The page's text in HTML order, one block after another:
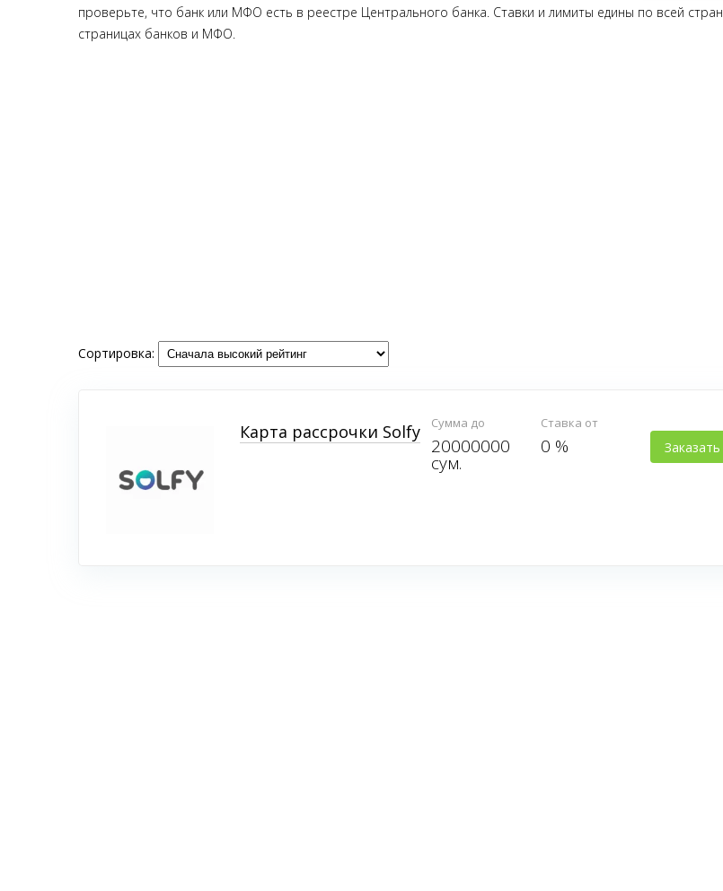
проверьте, что банк или МФО есть в реестре Центрального банка. Ставки и лимиты едины по всей
страницах банков и МФО.
Сортировка:
Карта рассрочки Solfy Сумма до
20000000
сум.
Ставка от
0 %
Заказать
карту